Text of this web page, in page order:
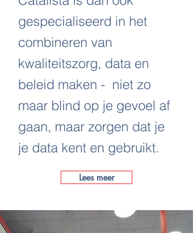
gespecialiseerd in het
combineren van
kwaliteitszorg, data en
beleid maken - niet zo
maar blind op je gevoel af
gaan, maar zorgen dat je
je data kent en gebruikt.
Lees meer